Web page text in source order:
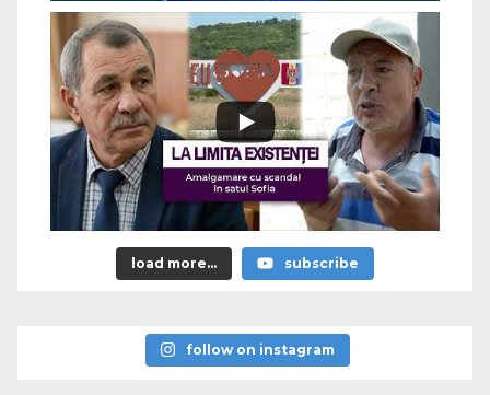
load more... subscribe
follow on instagram